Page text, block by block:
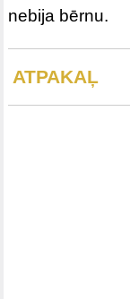
nebija bērnu.
ATPAKAĻ